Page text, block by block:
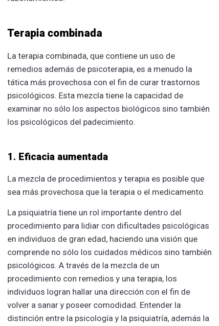
Terapia combinada
La terapia combinada, que contiene un uso de
remedios además de psicoterapia, es a menudo la
tática más provechosa con el fin de curar trastornos
psicológicos. Esta mezcla tiene la capacidad de
examinar no sólo los aspectos biológicos sino también
los psicológicos del padecimiento.
1. Eficacia aumentada
La mezcla de procedimientos y terapia es posible que
sea más provechosa que la terapia o el medicamento.
La psiquiatría tiene un rol importante dentro del
procedimiento para lidiar con dificultades psicológicas
en individuos de gran edad, haciendo una visión que
comprende no sólo los cuidados médicos sino también
psicológicos. A través de la mezcla de un
procedimiento con remedios y una terapia, los
individuos logran hallar una dirección con el fin de
volver a sanar y poseer comodidad. Entender la
distinción entre la psicología y la psiquiatría, además la